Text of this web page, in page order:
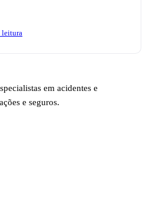
leitura
em acidentes e
e seguros.